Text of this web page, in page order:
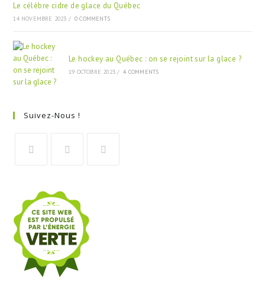
Le célèbre cidre de glace du Québec
14 NOVEMBRE 2023 / 0 COMMENTS
Le hockey au Québec : on se rejoint sur la glace ?
19 OCTOBRE 2023 / 4 COMMENTS
Suivez-Nous !